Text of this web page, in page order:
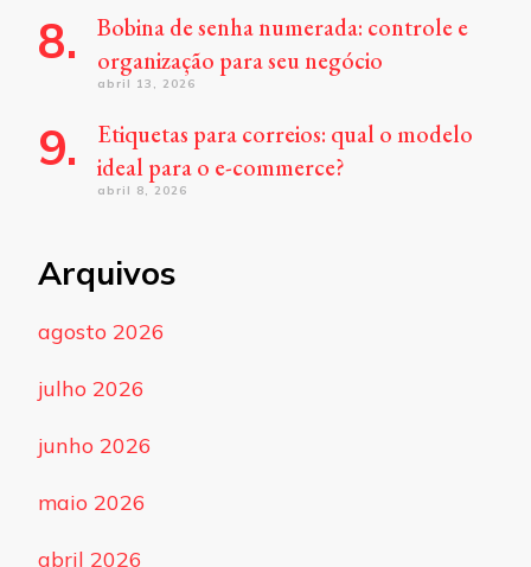
Bobina de senha numerada: controle e
organização para seu negócio
abril 13, 2026
Etiquetas para correios: qual o modelo
ideal para o e-commerce?
abril 8, 2026
Arquivos
agosto 2026
julho 2026
junho 2026
maio 2026
abril 2026